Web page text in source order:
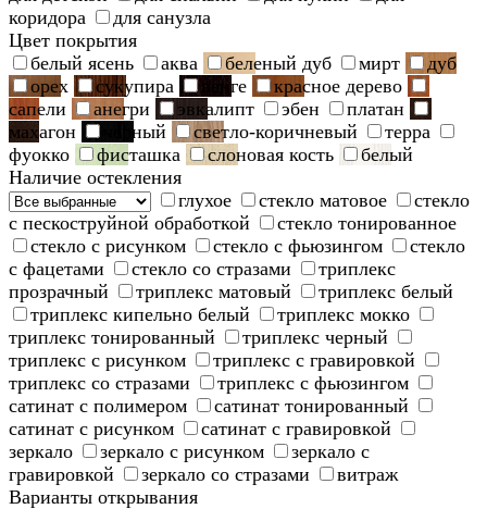
коридора
для санузла
Цвет покрытия
белый ясень
аква беленый дуб мирт
дуб
орех
сукупира венге
красное дерево
сапели
анегри эвкалипт эбен
платан
махагон
черный светло-коричневый
терра
фуокко
фисташка слоновая кость
белый
Наличие остекления
глухое
стекло матовое
стекло
с пескоструйной обработкой
стекло тонированное
стекло с рисунком
стекло с фьюзингом
стекло
с фацетами
стекло со стразами
триплекс
прозрачный
триплекс матовый
триплекс белый
триплекс кипельно белый
триплекс мокко
триплекс тонированный
триплекс черный
триплекс с рисунком
триплекс с гравировкой
триплекс со стразами
триплекс с фьюзингом
сатинат с полимером
сатинат тонированный
сатинат с рисунком
сатинат с гравировкой
зеркало
зеркало с рисунком
зеркало с
гравировкой
зеркало со стразами
витраж
Варианты открывания